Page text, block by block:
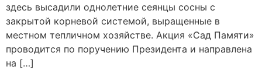
здесь высадили однолетние сеянцы сосны с
закрытой корневой системой, выращенные в
местном тепличном хозяйстве. Акция «Сад Памяти»
проводится по поручению Президента и направлена
на […]